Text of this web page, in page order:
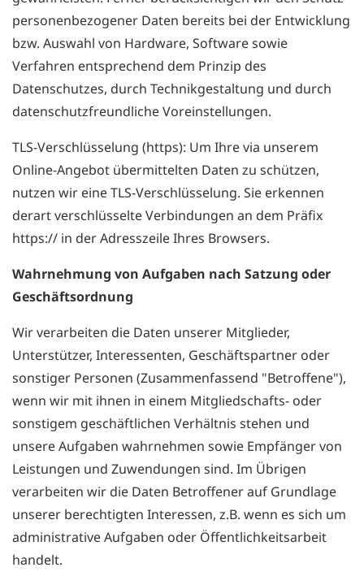
personenbezogener Daten bereits bei der Entwicklung
bzw. Auswahl von Hardware, Software sowie
Verfahren entsprechend dem Prinzip des
Datenschutzes, durch Technikgestaltung und durch
datenschutzfreundliche Voreinstellungen.
TLS-Verschlüsselung (https): Um Ihre via unserem
Online-Angebot übermittelten Daten zu schützen,
nutzen wir eine TLS-Verschlüsselung. Sie erkennen
derart verschlüsselte Verbindungen an dem Präfix
https:// in der Adresszeile Ihres Browsers.
Wahrnehmung von Aufgaben nach Satzung oder
Geschäftsordnung
Wir verarbeiten die Daten unserer Mitglieder,
Unterstützer, Interessenten, Geschäftspartner oder
sonstiger Personen (Zusammenfassend "Betroffene"),
wenn wir mit ihnen in einem Mitgliedschafts- oder
sonstigem geschäftlichen Verhältnis stehen und
unsere Aufgaben wahrnehmen sowie Empfänger von
Leistungen und Zuwendungen sind. Im Übrigen
verarbeiten wir die Daten Betroffener auf Grundlage
unserer berechtigten Interessen, z.B. wenn es sich um
administrative Aufgaben oder Öffentlichkeitsarbeit
handelt.